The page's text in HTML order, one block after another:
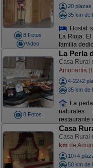
8 Fotos
Video
20 plazas
35 km de
Hostal
La Rioja.
familia
8 Fotos
La Perla
Casa Rural
Amunartia
4-22+2
35 km de
La
restaurante
Casa
Casa Rural
km de
10+4
50 km de